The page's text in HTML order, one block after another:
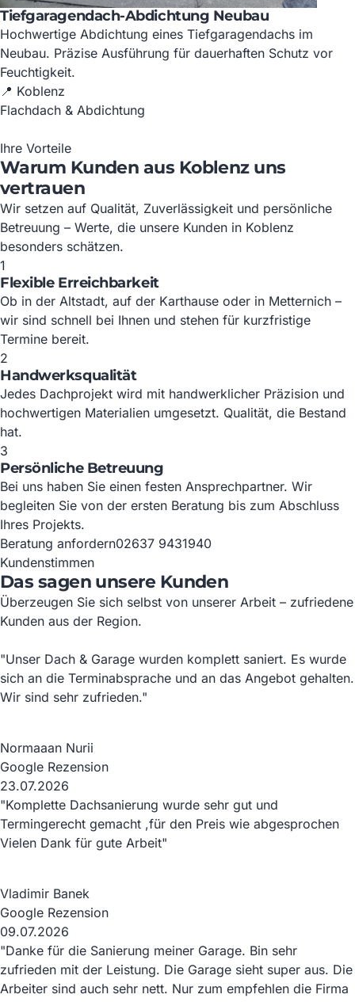
Tiefgaragendach-Abdichtung Neubau
Hochwertige Abdichtung eines Tiefgaragendachs im
Neubau. Präzise Ausführung für dauerhaften Schutz vor
Feuchtigkeit.
📍 Koblenz
Flachdach & Abdichtung
Ihre Vorteile
Warum Kunden aus Koblenz uns
vertrauen
Wir setzen auf Qualität, Zuverlässigkeit und persönliche
Betreuung – Werte, die unsere Kunden in Koblenz
besonders schätzen.
1
Flexible Erreichbarkeit
Ob in der Altstadt, auf der Karthause oder in Metternich –
wir sind schnell bei Ihnen und stehen für kurzfristige
Termine bereit.
2
Handwerksqualität
Jedes Dachprojekt wird mit handwerklicher Präzision und
hochwertigen Materialien umgesetzt. Qualität, die Bestand
hat.
3
Persönliche Betreuung
Bei uns haben Sie einen festen Ansprechpartner. Wir
begleiten Sie von der ersten Beratung bis zum Abschluss
Ihres Projekts.
Beratung anfordern02637 9431940
Kundenstimmen
Das sagen unsere Kunden
Überzeugen Sie sich selbst von unserer Arbeit – zufriedene
Kunden aus der Region.
"Unser Dach & Garage wurden komplett saniert. Es wurde
sich an die Terminabsprache und an das Angebot gehalten.
Wir sind sehr zufrieden."
Normaaan Nurii
Google Rezension
23.07.2026
"Komplette Dachsanierung wurde sehr gut und
Termingerecht gemacht ,für den Preis wie abgesprochen
Vielen Dank für gute Arbeit"
Vladimir Banek
Google Rezension
09.07.2026
"Danke für die Sanierung meiner Garage. Bin sehr
zufrieden mit der Leistung. Die Garage sieht super aus. Die
Arbeiter sind auch sehr nett. Nur zum empfehlen die Firma